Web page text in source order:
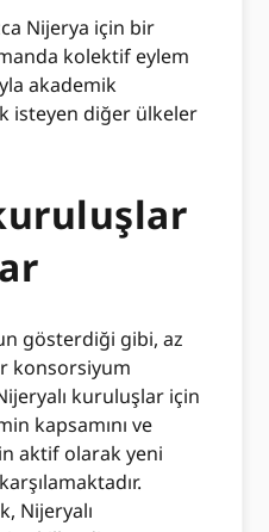
Nijerya için bir
kolektif eylem
akademik
isteyen diğer ülkeler
gösterdiği gibi, az
konsorsiyum
kuruluşlar için
kapsamını ve
aktif olarak yeni
Nijeryalı